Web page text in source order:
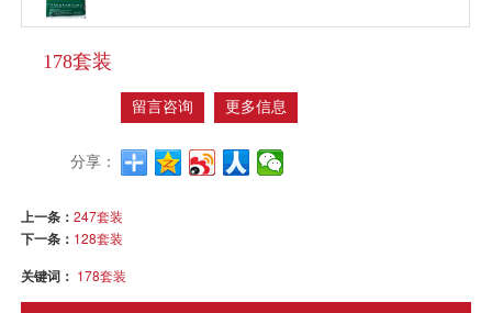
178套装
留言咨询 更多信息
分享：
上一条：247套装
下一条： 128套装
关键词： 178套装